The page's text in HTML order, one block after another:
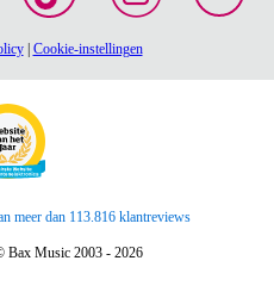
| Cookie-instellingen
meer dan 113.816 klantreviews
Bax Music 2003 - 2026